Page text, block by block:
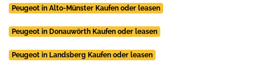
Peugeot in Alto-Münster Kaufen oder leasen
Peugeot in Donauwörth Kaufen oder leasen
Peugeot in Landsberg Kaufen oder leasen